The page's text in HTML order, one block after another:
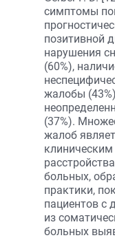
симптомы
позитивной
нарушения
(60%),
жалобы
(37%).
жалоб
больных,
практики,
пациентов с
из
больных